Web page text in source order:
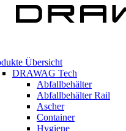
Übersicht
DRAWAG Tech
Abfallbehälter
Abfallbehälter Rail
Ascher
Container
Hygiene